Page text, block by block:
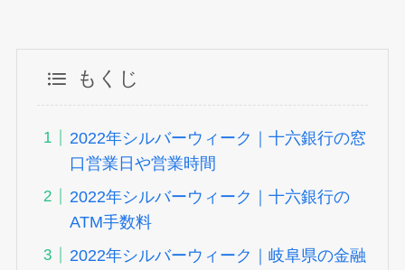
もくじ
2022年シルバーウィーク｜十六銀行の窓
口営業日や営業時間
2022年シルバーウィーク｜十六銀行の
ATM手数料
2022年シルバーウィーク｜岐阜県の金融